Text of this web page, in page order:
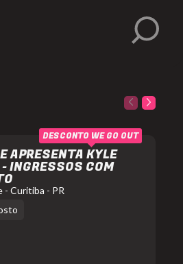
ALL NIGHT
APRESENTA KYLE
INGRESSOS COM
-Curitiba - PR
DESCONTO WE GO OUT